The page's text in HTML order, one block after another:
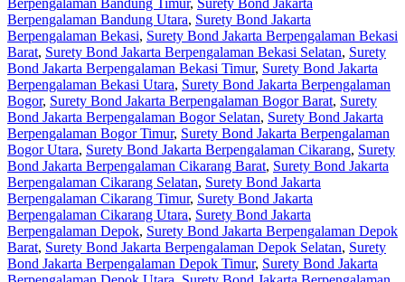
Berpengalaman Bandung Utara, Surety Bond Jakarta
Berpengalaman Bekasi, Surety Bond Jakarta Berpengalaman Bekasi
Barat, Surety Bond Jakarta Berpengalaman Bekasi Selatan, Surety
Bond Jakarta Berpengalaman Bekasi Timur, Surety Bond Jakarta
Berpengalaman Bekasi Utara, Surety Bond Jakarta Berpengalaman
Bogor, Surety Bond Jakarta Berpengalaman Bogor Barat, Surety
Bond Jakarta Berpengalaman Bogor Selatan, Surety Bond Jakarta
Berpengalaman Bogor Timur, Surety Bond Jakarta Berpengalaman
Bogor Utara, Surety Bond Jakarta Berpengalaman Cikarang, Surety
Bond Jakarta Berpengalaman Cikarang Barat, Surety Bond Jakarta
Berpengalaman Cikarang Selatan, Surety Bond Jakarta
Berpengalaman Cikarang Timur, Surety Bond Jakarta
Berpengalaman Cikarang Utara, Surety Bond Jakarta
Berpengalaman Depok, Surety Bond Jakarta Berpengalaman Depok
Barat, Surety Bond Jakarta Berpengalaman Depok Selatan, Surety
Bond Jakarta Berpengalaman Depok Timur, Surety Bond Jakarta